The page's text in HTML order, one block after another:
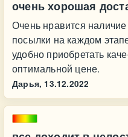
очень хорошая
Очень нравится
посылки на каждом
удобно приобретать
оптимальной цене.
Дарья, 13.12.2022